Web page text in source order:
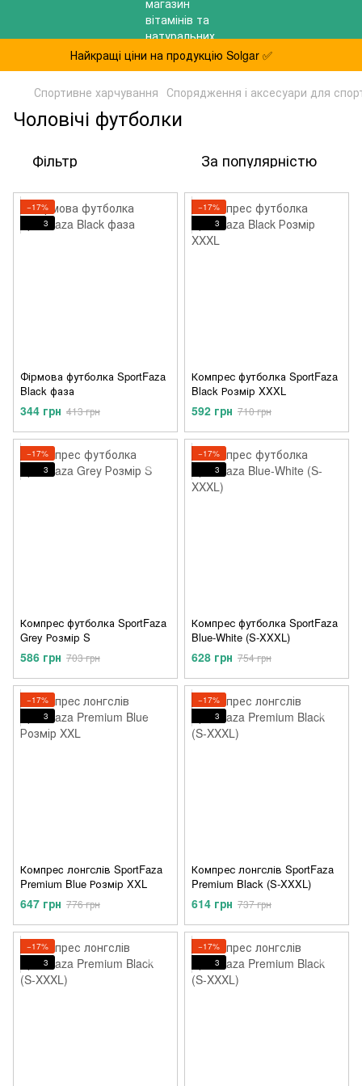
Найкращі ціни на продукцію Solgar ✅
Спортивне харчування Спорядження і аксесуари для
Чоловічі футболки
Фільтр За популярністю
−17%
3
Фірмова футболка SportFaza
Black фаза
344 грн 413 грн
−17%
3
Компрес футболка SportFaza
Black Розмір XXXL
592 грн 710 грн
−17%
3
Компрес футболка SportFaza
Grey Розмір S
586 грн 703 грн
−17%
3
Компрес футболка SportFaza
Blue-White (S-XXXL)
628 грн 754 грн
−17%
3
Компрec лонгслів SportFaza
Premium Blue Розмір XXL
647 грн 776 грн
−17%
3
Компрес лонгслів SportFaza
Premium Black (S-XXXL)
614 грн 737 грн
−17%
3
−17%
3